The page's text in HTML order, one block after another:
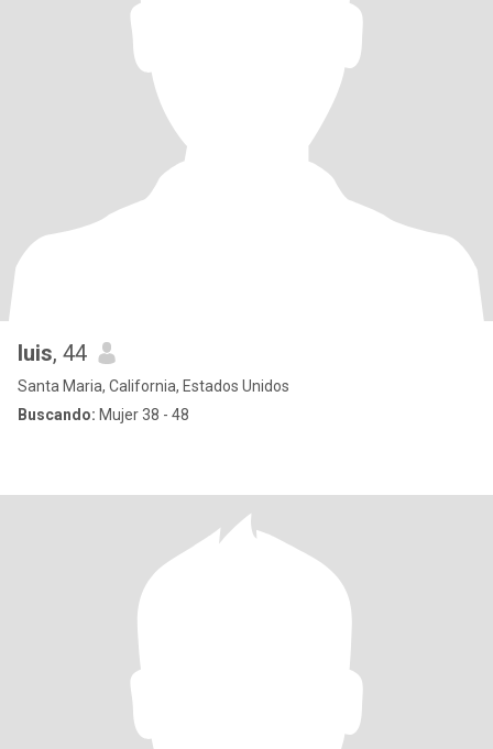
luis, 44
Santa Maria, California, Estados Unidos
Buscando: Mujer 38 - 48